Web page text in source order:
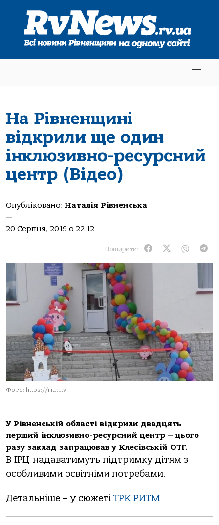
На Рівненщині
відкрили ще один
інклюзивно-ресурсний
центр (Відео)
Опубліковано: Наталія Рівненська
—
20 Серпня, 2019 о 22:12
Поширити:
Фото: https://ritm.tv
У Рівненській області відкрили двадцять
перший інклюзивно-ресурсний центр – цього
разу заклад запрацював у Клесівській ОТГ.
В ІРЦ надаватимуть підтримку дітям з
особливими освітніми потребами.
Детальніше – у сюжеті ТРК РИТМ